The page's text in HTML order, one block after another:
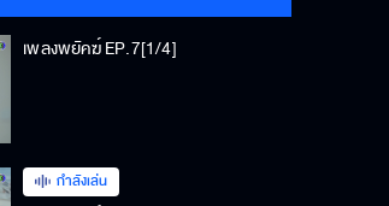
เพลงพยัคฆ์ EP.7[1/4]
กำลังเล่น